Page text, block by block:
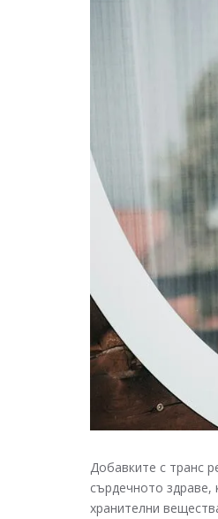
Добавките с транс
сърдечното
хранителни